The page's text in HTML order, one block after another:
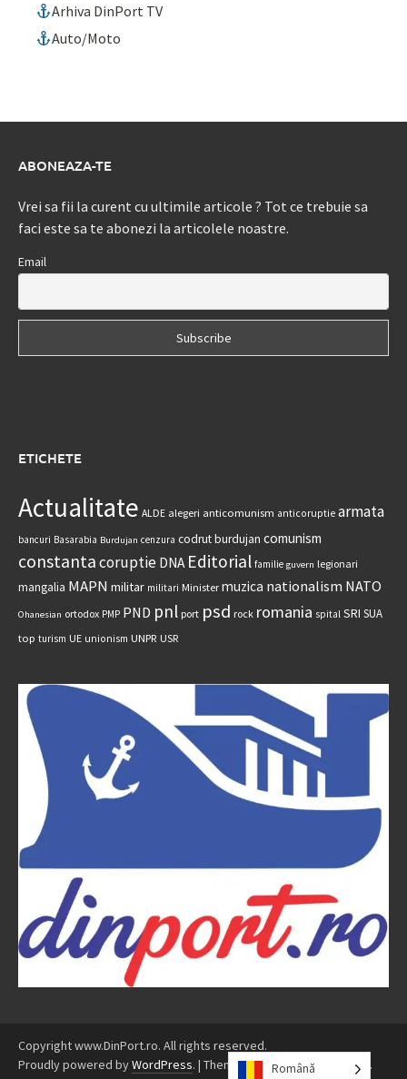
Arhiva DinPort TV
Auto/Moto
ABONEAZA-TE
Vrei sa fii la curent cu ultimile articole ? Tot ce trebuie sa
faci este sa te abonezi la articolele noastre.
Email
ETICHETE
Actualitate ALDE alegeri anticomunism anticoruptie armata
bancuri Basarabia Burdujan cenzura codrut burdujan comunism
constantacoruptie DNA Editorial familie guvern legionari
mangalia MAPN militar militari Minister muzica nationalism NATO
Ohanesian ortodox PMP PND pnl port psd rock romania spital SRI SUA
top turism UE unionism UNPR USR
Copyright www.DinPort.ro. All rights reserved.
Proudly powered byWordPress. | Theme: Awaken byThemezHut .
Română